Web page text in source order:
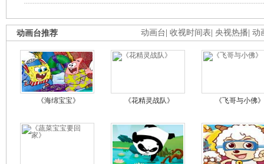
动画台 收视时间表 央视热播 动
动画台推荐
《海绵宝宝》 《花精灵战队》 《飞哥与小佛》